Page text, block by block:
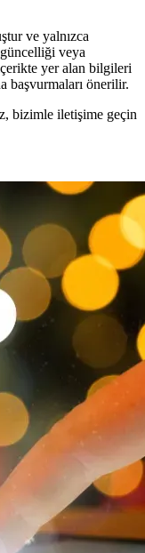
ve yalnızca
veya
yer alan bilgileri
başvurmaları önerilir.
bizimle iletişime geçin